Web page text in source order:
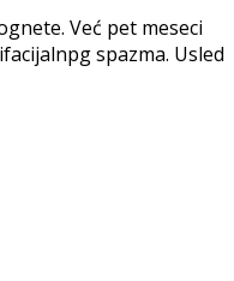
Već pet meseci
spazma. Usled